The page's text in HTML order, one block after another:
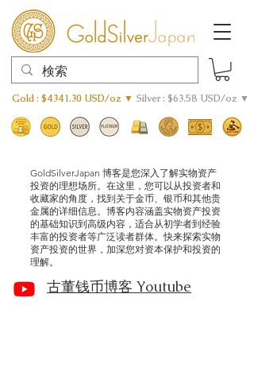
Gold : $4341.30 USD/oz ▼ Silver : $63.58 USD/oz ▼
GoldSilverJapan 博客是您深入了解实物资产
投资的理想场所。在这里，您可以从投资者和
收藏家的角度，找到关于金币、银币和其他贵
金属的详细信息。博客内容涵盖实物资产投资
的基础知识到高级内容，适合从初学者到经验
丰富的投资者等广泛读者群体。快来探索实物
资产投资的世界，加深您对资本保护和投资的
理解。
古董钱币博客 Youtube